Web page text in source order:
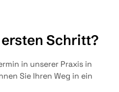
Schritt?
in unserer Praxis in
Sie Ihren Weg in ein